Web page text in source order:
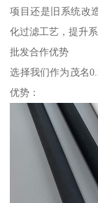
项目还是旧系统改
化过滤工艺，提升系
批发合作优势
选择我们作为茂名
优势：